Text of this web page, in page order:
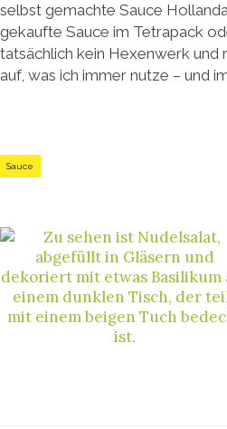
selbst gemachte Sauce
gekaufte Sauce im Tetrapack
tatsächlich kein Hexenwerk und
auf, was ich immer nutze – und
Sauce